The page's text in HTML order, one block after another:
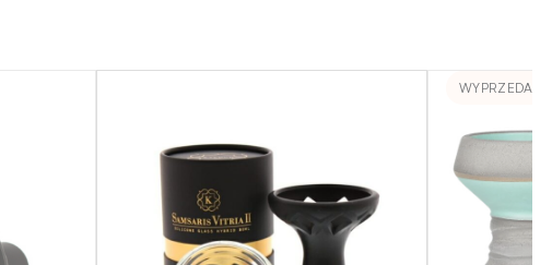
WYPRZEDANE